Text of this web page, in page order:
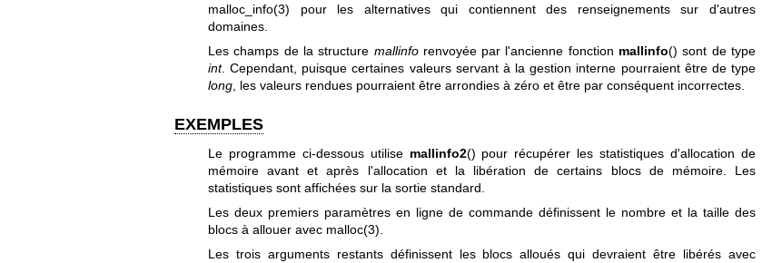
malloc_info(3) pour les alternatives qui contiennent des renseignements sur d'autres
domaines.
Les champs de la structure mallinforenvoyée par l'ancienne fonction mallinfo() sont de type
int. Cependant, puisque certaines valeurs servant à la gestion interne pourraient être de type
long, les valeurs rendues pourraient être arrondies à zéro et être par conséquent incorrectes.
EXEMPLES
Le programme ci-dessous utilise mallinfo2() pour récupérer les statistiques d'allocation de
mémoire avant et après l'allocation et la libération de certains blocs de mémoire. Les
statistiques sont affichées sur la sortie standard.
Les deux premiers paramètres en ligne de commande définissent le nombre et la taille des
blocs à allouer avec malloc(3)
Les trois arguments restants définissent les blocs alloués qui devraient être libérés avec